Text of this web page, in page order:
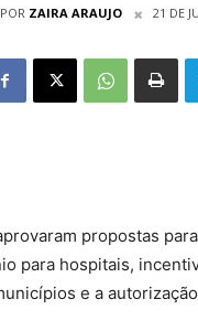
POR ZAIRA ARAUJO 21 DE
propostas
para hospitais,
e a